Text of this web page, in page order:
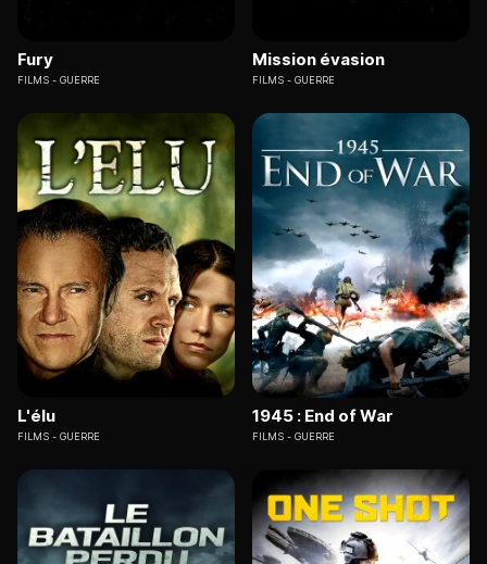
Fury
FILMS GUERRE
Mission évasion
FILMS GUERRE
L'élu
FILMS GUERRE
1945 : End of War
FILMS GUERRE